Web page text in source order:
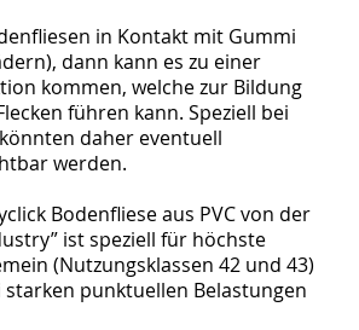
in Kontakt mit Gummi
dann kann es zu einer
kommen, welche zur Bildung
führen kann. Speziell bei
daher eventuell
werden.
Bodenfliese aus PVC von der
ist speziell für höchste
(Nutzungsklassen 42 und 43)
punktuellen Belastungen